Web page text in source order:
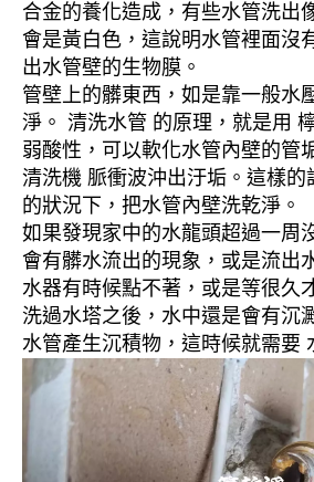
合金的養化造成，有些水管洗出
會是黃白色，這說明水管裡面沒
出水管壁的生物膜。
管壁上的髒東西，如是靠一般水
淨。 清洗水管 的原理，就是用
弱酸性，可以軟化水管內壁的管
清洗機 脈衝波沖出汙垢。這樣的
的狀況下，把水管內壁洗乾淨。
如果發現家中的水龍頭超過一周
會有髒水流出的現象，或是流出
水器有時候點不著，或是等很久
洗過水塔之後，水中還是會有沉
水管產生沉積物，這時候就需要